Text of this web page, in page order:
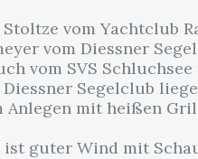
vom Yachtclub
vom Diessner
vom SVS Schluchsee
Segelclub
Anlegen mit heißen
guter Wind mit